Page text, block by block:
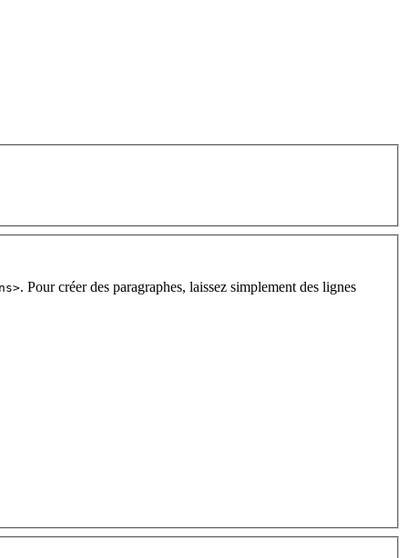
. Pour créer des paragraphes, laissez simplement des lignes